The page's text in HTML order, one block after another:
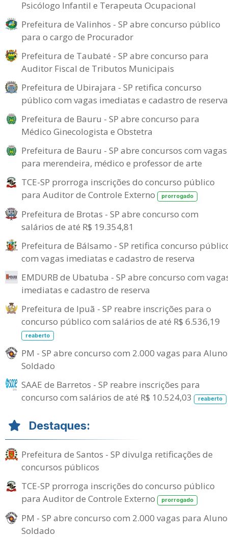
Psicólogo Infantil e Terapeuta Ocupacional
Prefeitura de Valinhos - SP abre concurso público
para o cargo de Procurador
Prefeitura de Taubaté - SP abre concurso para
Auditor Fiscal de Tributos Municipais
Prefeitura de Ubirajara - SP retifica concurso
público com vagas imediatas e cadastro de reserva
Prefeitura de Bauru - SP abre concurso para
Médico Ginecologista e Obstetra
Prefeitura de Bauru - SP abre concursos com vagas
para merendeira, médico e professor de arte
TCE-SP prorroga inscrições do concurso público
para Auditor de Controle Externo
prorrogado
Prefeitura de Brotas - SP abre concurso com
salários de até R$ 19.354,81
Prefeitura de Bálsamo - SP retifica concurso
com vagas imediatas e cadastro de reserva
EMDURB de Ubatuba - SP abre concurso com
imediatas e cadastro de reserva
Prefeitura de Ipuã - SP reabre inscrições para o
concurso público com salários de até R$ 6.536,19
reaberto
PM - SP abre concurso com 2.000 vagas para
Soldado
SAAE de Barretos - SP reabre inscrições para
concurso com salários de até R$ 10.524,03
reaberto
Destaques:
Prefeitura de Santos - SP divulga retificações de
concursos públicos
TCE-SP prorroga inscrições do concurso público
para Auditor de Controle Externo
prorrogado
PM - SP abre concurso com 2.000 vagas para
Soldado